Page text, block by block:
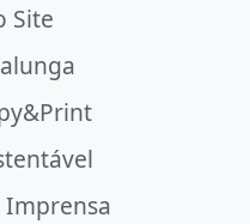
Site
Imprensa